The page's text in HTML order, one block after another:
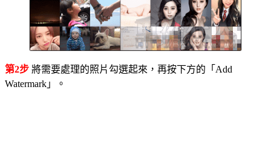
第2步 將需要處理的照片勾選起來，再按下方的「Add
Watermark」。